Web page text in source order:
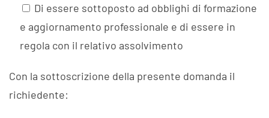
Di essere sottoposto ad obblighi di formazione
e aggiornamento professionale e di essere in
regola con il relativo assolvimento
Con la sottoscrizione della presente domanda il
richiedente: